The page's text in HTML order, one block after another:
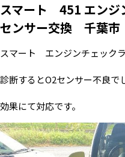
スマート 451 エンジ
センサー交換 千葉市
スマート エンジンチェックラ
診断するとO2センサー不良で
効果にて対応です。